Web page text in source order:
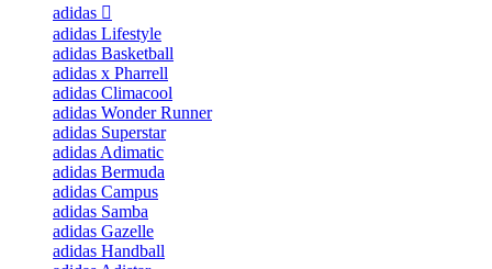
adidas
adidas Lifestyle
adidas Basketball
adidas x Pharrell
adidas Climacool
adidas Wonder Runner
adidas Superstar
adidas Adimatic
adidas Bermuda
adidas Campus
adidas Samba
adidas Gazelle
adidas Handball